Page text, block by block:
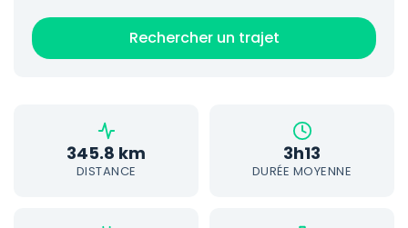
Rechercher un trajet
345.8 km
DISTANCE
3h13
DURÉE MOYENNE